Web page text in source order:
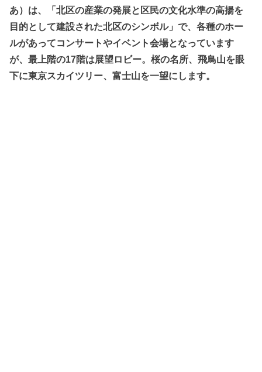
あ）は、「北区の産業の発展と区民の文化水準の高揚を
目的として建設された北区のシンボル」で、各種のホー
ルがあってコンサートやイベント会場となっています
が、最上階の17階は展望ロビー。桜の名所、飛鳥山を眼
下に東京スカイツリー、富士山を一望にします。